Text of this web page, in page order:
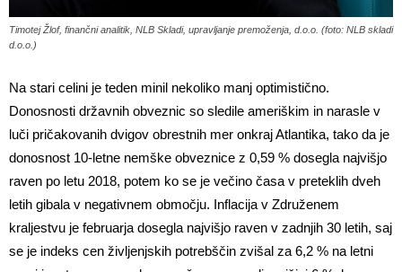
Timotej Žlof, finančni analitik, NLB Skladi, upravljanje premoženja, d.o.o. (foto: NLB skladi
d.o.o.)
Na stari celini je teden minil nekoliko manj optimistično.
Donosnosti državnih obveznic so sledile ameriškim in narasle v
luči pričakovanih dvigov obrestnih mer onkraj Atlantika, tako da je
donosnost 10-letne nemške obveznice z 0,59 % dosegla najvišjo
raven po letu 2018, potem ko se je večino časa v preteklih dveh
letih gibala v negativnem območju. Inflacija v Združenem
kraljestvu je februarja dosegla najvišjo raven v zadnjih 30 letih, saj
se je indeks cen življenjskih potrebščin zvišal za 6,2 % na letni